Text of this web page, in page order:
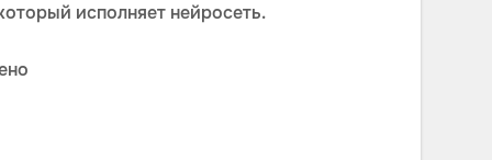
исполняет нейросеть.